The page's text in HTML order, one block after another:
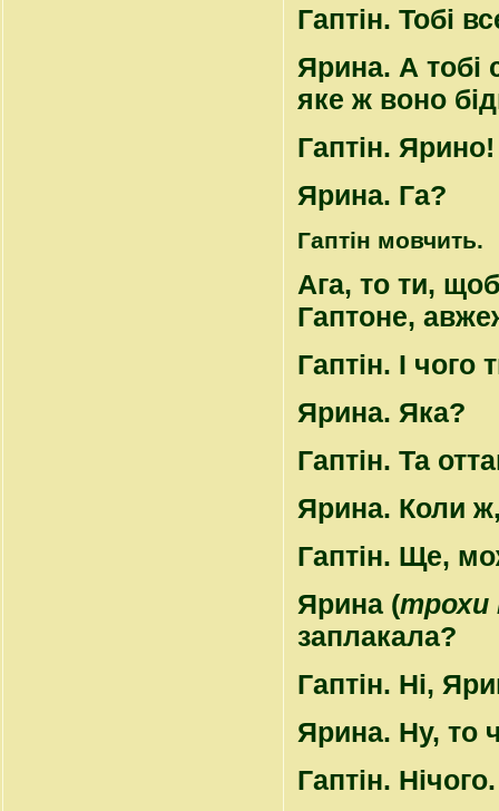
Гаптін. Тобі
Ярина. А тобі
яке ж воно
Гаптін. Ярино!
Ярина. Га?
Гаптін мовчить.
Ага, то ти,
Гаптоне,
Гаптін. І чого
Ярина. Яка?
Гаптін. Та
Ярина. Коли
Гаптін. Ще,
Ярина (трохи
заплакала?
Гаптін. Ні,
Ярина. Ну, то
Гаптін. Нічого.